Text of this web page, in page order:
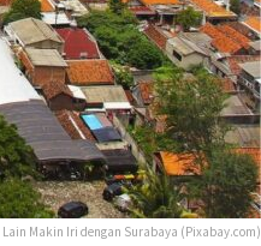
Makin Iri dengan Surabaya (Pixabay.com)